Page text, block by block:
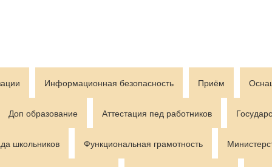
Информационная безопасность Приём
Доп образование Аттестация пед работников
школьников Функциональная грамотность